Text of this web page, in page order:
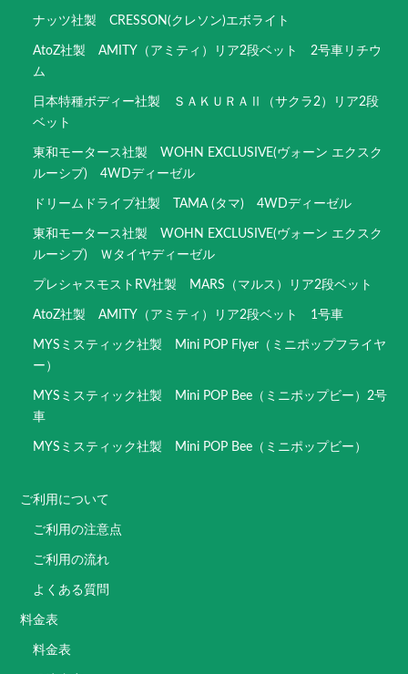
ナッツ社製 CRESSON(クレソン)エボライト
AtoZ社製 AMITY（アミティ）リア2段ベット 2号車リチウ
ム
日本特種ボディー社製 ＳＡＫＵＲＡⅡ（サクラ2）リア2段
ベット
東和モータース社製 WOHN EXCLUSIVE(ヴォーン エクスク
ルーシブ) 4WDディーゼル
ドリームドライブ社製 TAMA (タマ) 4WDディーゼル
東和モータース社製 WOHN EXCLUSIVE(ヴォーン エクスク
ルーシブ) Ｗタイヤディーゼル
プレシャスモストRV社製 MARS（マルス）リア2段ベット
AtoZ社製 AMITY（アミティ）リア2段ベット 1号車
MYSミスティック社製 Mini POP Flyer（ミニポップフライヤ
ー）
MYSミスティック社製 Mini POP Bee（ミニポップビー）2号
車
MYSミスティック社製 Mini POP Bee（ミニポップビー）
ご利用について
ご利用の注意点
ご利用の流れ
よくある質問
料金表
料金表